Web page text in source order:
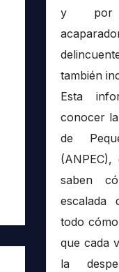
y por
también
Esta
conocer
de
saben
escalada
todo
que cada
la